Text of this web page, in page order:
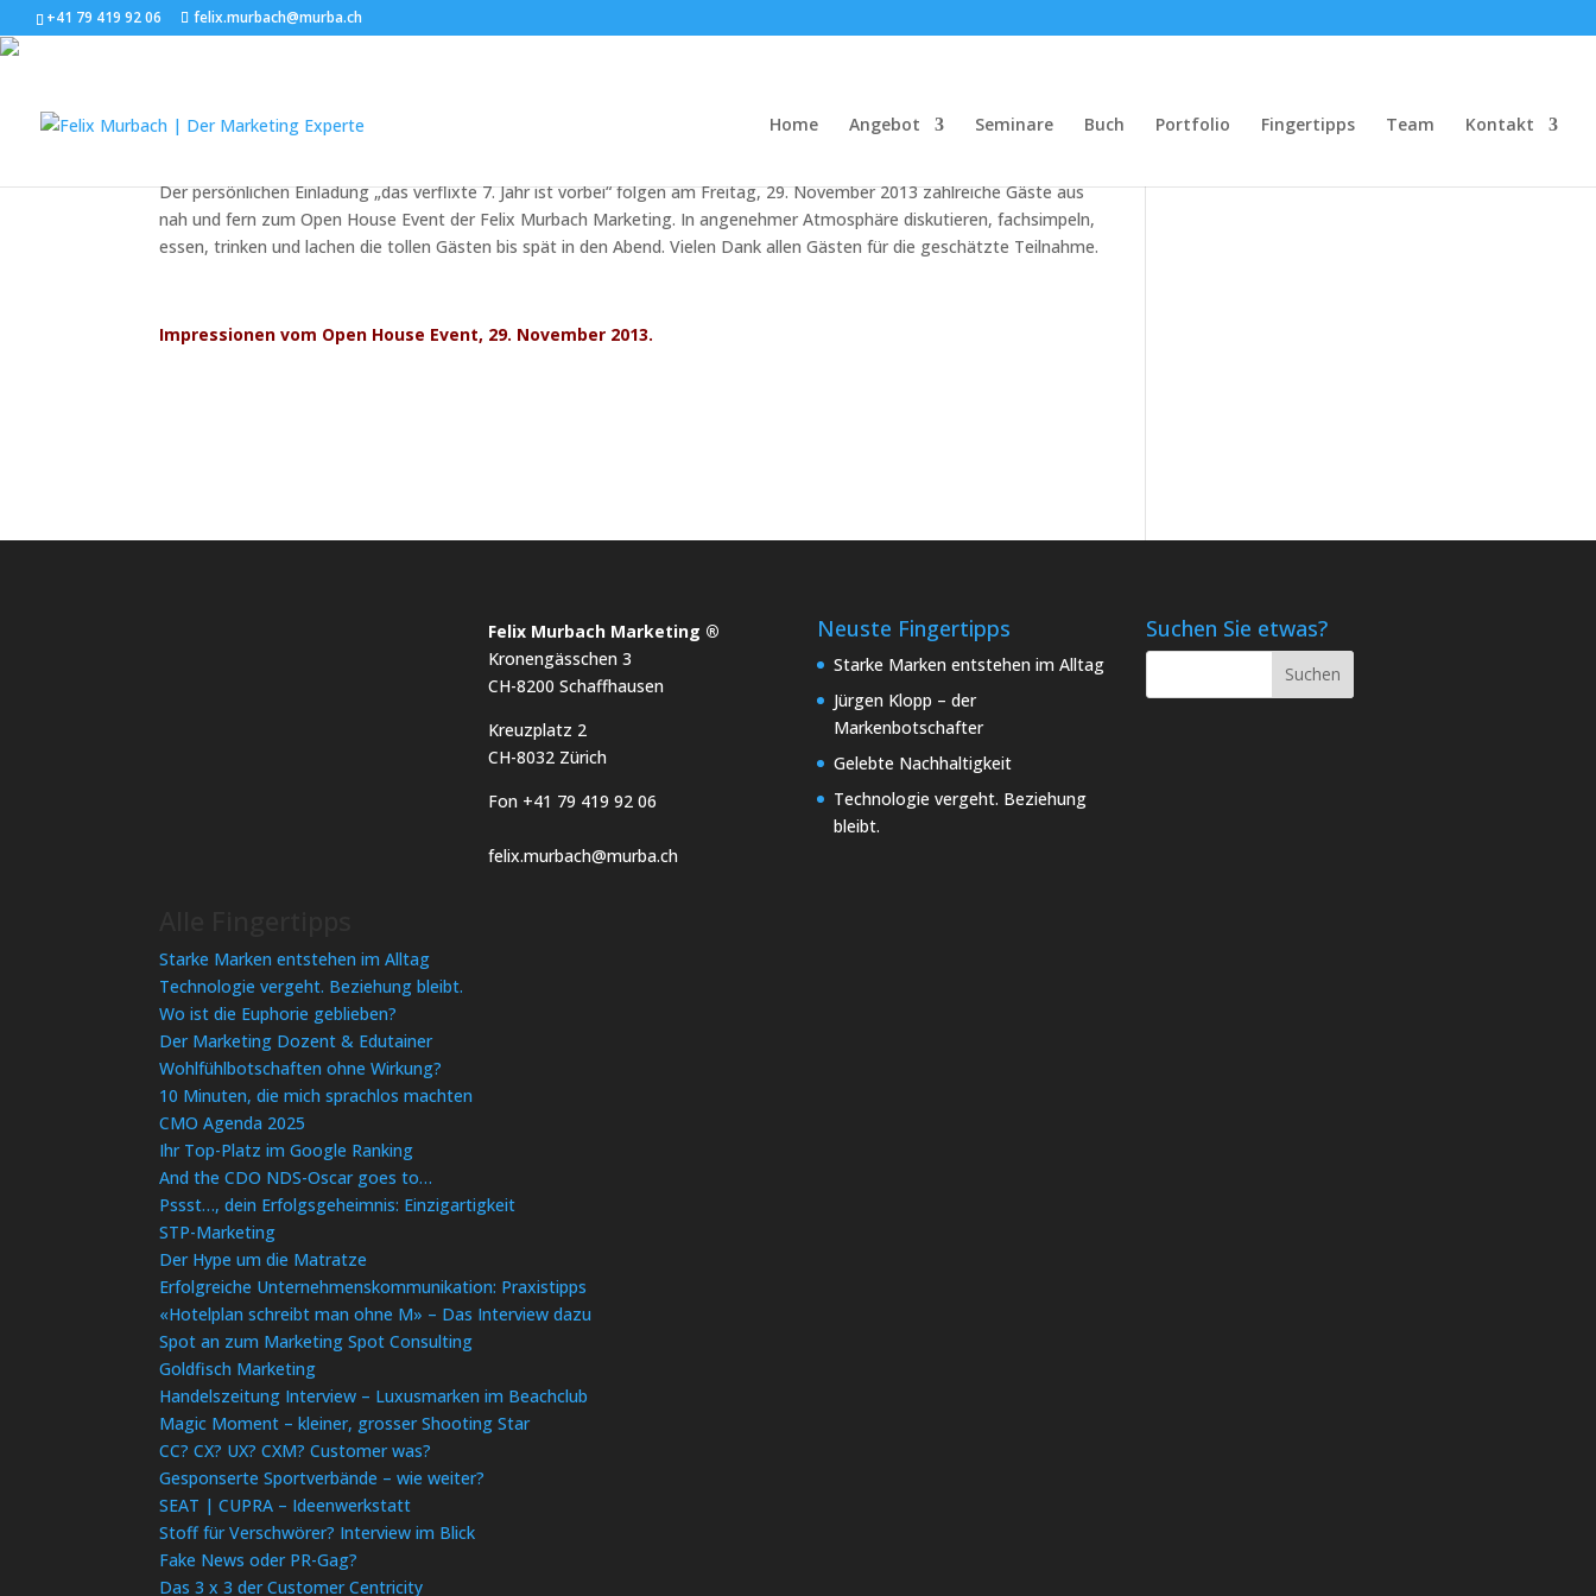
+41 79 419 92 06 felix.murbach@murba.ch
Home Angebot Seminare Buch Portfolio Fingertipps Team Kontakt
Der persönlichen Einladung „das verflixte 7. Jahr ist vorbei“ folgen am Freitag, 29. November 2013 zahlreiche Gäste aus
nah und fern zum Open House Event der Felix Murbach Marketing. In angenehmer Atmosphäre diskutieren, fachsimpeln,
essen, trinken und lachen die tollen Gästen bis spät in den Abend. Vielen Dank allen Gästen für die geschätzte Teilnahme.
Impressionen vom Open House Event, 29. November 2013.
Felix Murbach Marketing ®
Kronengässchen 3
CH-8200 Schaffhausen
Kreuzplatz 2
CH-8032 Zürich
Fon +41 79 419 92 06
felix.murbach@murba.ch
Neuste Fingertipps
Starke Marken entstehen im Alltag
Jürgen Klopp – der
Markenbotschafter
Gelebte Nachhaltigkeit
Technologie vergeht. Beziehung
bleibt.
Suchen Sie etwas?
Starke Marken entstehen im Alltag
Technologie vergeht. Beziehung bleibt.
Wo ist die Euphorie geblieben?
Der Marketing Dozent & Edutainer
Wohlfühlbotschaften ohne Wirkung?
10 Minuten, die mich sprachlos machten
CMO Agenda 2025
Ihr Top-Platz im Google Ranking
And the CDO NDS-Oscar goes to…
Pssst…, dein Erfolgsgeheimnis: Einzigartigkeit
STP-Marketing
Der Hype um die Matratze
Erfolgreiche Unternehmenskommunikation: Praxistipps
«Hotelplan schreibt man ohne M» – Das Interview dazu
Spot an zum Marketing Spot Consulting
Goldfisch Marketing
Handelszeitung Interview – Luxusmarken im Beachclub
Magic Moment – kleiner, grosser Shooting Star
CC? CX? UX? CXM? Customer was?
Gesponserte Sportverbände – wie weiter?
SEAT | CUPRA – Ideenwerkstatt
Stoff für Verschwörer? Interview im Blick
Fake News oder PR-Gag?
Das 3 x 3 der Customer Centricity